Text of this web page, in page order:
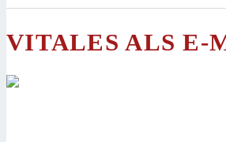
VITALES ALS E-